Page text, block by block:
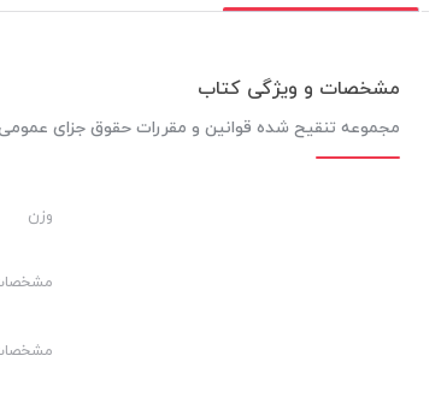
مشخصات و ویژگی کتاب
مجموعه تنقیح شده قوانین و مقررات حقوق جزای
وزن